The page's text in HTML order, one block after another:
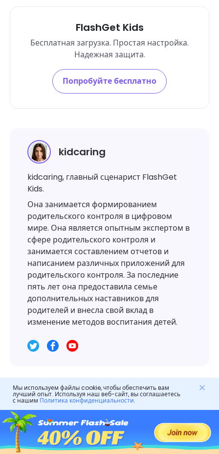
FlashGet Kids
Бесплатная загрузка. Простая настройка.
Надежная защита.
Попробуйте бесплатно
kidcaring
kidcaring, главный сценарист FlashGet
Kids.
Она занимается формированием
родительского контроля в цифровом
мире. Она является опытным экспертом в
сфере родительского контроля и
занимается составлением отчетов и
написанием различных приложений для
родительского контроля. За последние
пять лет она предоставила семье
дополнительных наставников для
родителей и внесла свой вклад в
изменение методов воспитания детей.
Оставить ответ
Мы используем файлы cookie, чтобы обеспечить вам
лучший опыт. Используя наш веб-сайт, вы соглашаетесь
с нашим Политика конфиденциальности.